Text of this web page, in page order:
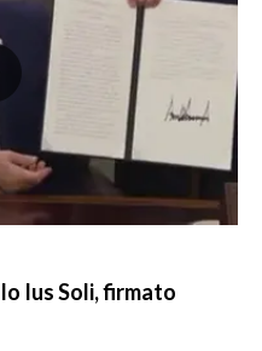
Ius Soli, firmato